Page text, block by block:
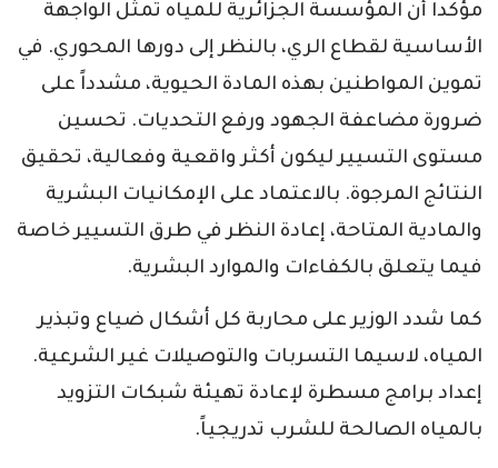
مؤكدا أن المؤسسة الجزائرية للمياه تمثل الواجهة
الأساسية لقطاع الري، بالنظر إلى دورها المحوري. في
تموين المواطنين بهذه المادة الحيوية، مشدداً على
ضرورة مضاعفة الجهود ورفع التحديات. تحسين
مستوى التسيير ليكون أكثر واقعية وفعالية، تحقيق
النتائج المرجوة. بالاعتماد على الإمكانيات البشرية
والمادية المتاحة، إعادة النظر في طرق التسيير خاصة
فيما يتعلق بالكفاءات والموارد البشرية.
كما شدد الوزير على محاربة كل أشكال ضياع وتبذير
المياه، لاسيما التسربات والتوصيلات غير الشرعية.
إعداد برامج مسطرة لإعادة تهيئة شبكات التزويد
بالمياه الصالحة للشرب تدريجياً.